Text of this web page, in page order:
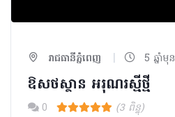
រាជធានីភ្នំពេញ | 5 ឆ្នាំមុន
ឱសថស្ថាន អរុណរស្មីថ្មី
0 (3 ពិន្ទុ)